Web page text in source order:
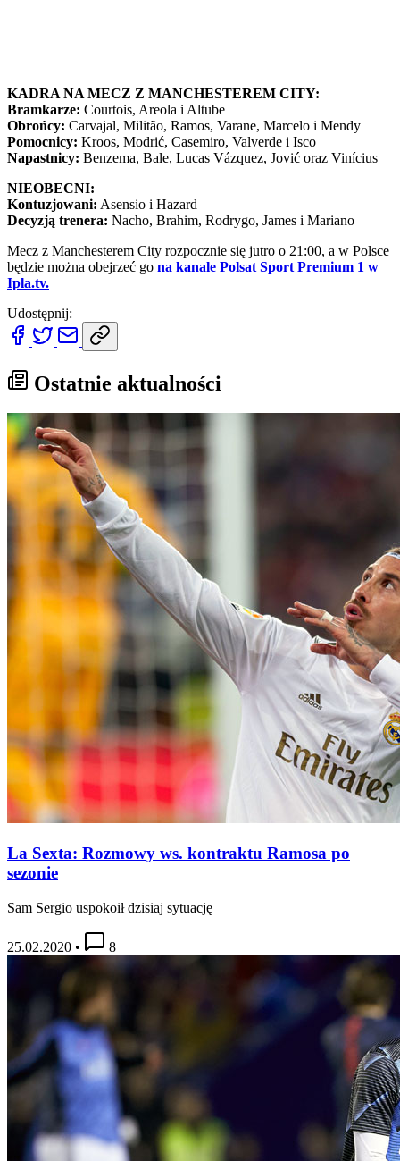
KADRA NA MECZ Z MANCHESTEREM CITY:
Bramkarze: Courtois, Areola i Altube
Obrońcy: Carvajal, Militão, Ramos, Varane, Marcelo i Mendy
Pomocnicy: Kroos, Modrić, Casemiro, Valverde i Isco
Napastnicy: Benzema, Bale, Lucas Vázquez, Jović oraz Vinícius
NIEOBECNI:
Kontuzjowani: Asensio i Hazard
Decyzją trenera: Nacho, Brahim, Rodrygo, James i Mariano
Mecz z Manchesterem City rozpocznie się jutro o 21:00, a w Polsce
będzie można obejrzeć go na kanale Polsat Sport Premium 1 w
Ipla.tv.
Udostępnij:
Ostatnie aktualności
La Sexta: Rozmowy ws. kontraktu Ramosa po
sezonie
Sam Sergio uspokoił dzisiaj sytuację
25.02.2020 • 8